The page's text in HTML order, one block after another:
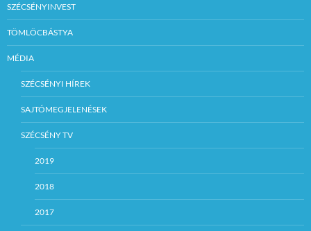
SZÉCSÉNYINVEST
TÖMLÖCBÁSTYA
MÉDIA
SZÉCSÉNYI HÍREK
SAJTÓMEGJELENÉSEK
SZÉCSÉNY TV
2019
2018
2017